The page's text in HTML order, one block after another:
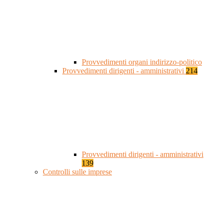
Provvedimenti organi indirizzo-politico
Provvedimenti dirigenti - amministrativi 214
Provvedimenti dirigenti - amministrativi
139
Controlli sulle imprese